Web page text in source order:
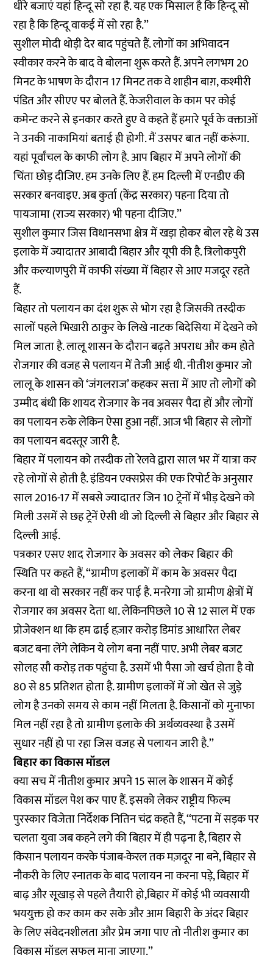
धीरे बजाएं यहां हिन्दू सो रहा है. यह एक मिसाल है कि हिन्दू सो
रहा है कि हिन्दू वाकई में सो रहा है.’’
सुशील मोदी थोड़ी देर बाद पहुंचते हैं. लोगों का अभिवादन
स्वीकार करने के बाद वे बोलना शुरू करते हैं. अपने लगभग 20
मिनट के भाषण के दौरान 17 मिनट तक वे शाहीन बाग़, कश्मीरी
पंडित और सीएए पर बोलते हैं. केजरीवाल के काम पर कोई
कमेन्ट करने से इनकार करते हुए वे कहते हैं हमारे पूर्व के वक्ताओं
ने उनकी नाकामियां बताई ही होगी. मैं उसपर बात नहीं करूंगा.
यहां पूर्वांचल के काफी लोग है. आप बिहार में अपने लोगों की
चिंता छोड़ दीजिए. हम उनके लिए हैं. हम दिल्ली में एनडीए की
सरकार बनवाइए. अब कुर्ता (केंद्र सरकार) पहना दिया तो
पायजामा (राज्य सरकार) भी पहना दीजिए.’’
सुशील कुमार जिस विधानसभा क्षेत्र में खड़ा होकर बोल रहे थे उस
इलाके में ज्यादातर आबादी बिहार और यूपी की है. त्रिलोकपुरी
और कल्याणपुरी में काफी संख्या में बिहार से आए मजदूर रहते
हैं.
बिहार तो पलायन का दंश शुरू से भोग रहा है जिसकी तस्दीक
सालों पहले भिखारी ठाकुर के लिखे नाटक बिदेसिया में देखने को
मिल जाता है. लालू शासन के दौरान बढ़ते अपराध और कम होते
रोजगार की वजह से पलायन में तेजी आई थी. नीतीश कुमार जो
लालू के शासन को ‘जंगलराज’ कहकर सत्ता में आए तो लोगों को
उम्मीद बंधी कि शायद रोजगार के नव अवसर पैदा हों और लोगों
का पलायन रुके लेकिन ऐसा हुआ नहीं. आज भी बिहार से लोगों
का पलायन बदस्तूर जारी है.
बिहार में पलायन को तस्दीक तो रेलवे द्वारा साल भर में यात्रा कर
रहे लोगों से होती है. इंडियन एक्सप्रेस की एक रिपोर्ट के अनुसार
साल 2016-17 में सबसे ज्यादातर जिन 10 ट्रेनों में भीड़ देखने को
मिली उसमें से छह ट्रेनें ऐसी थी जो दिल्ली से बिहार और बिहार से
दिल्ली आई.
पत्रकार एसए शाद रोजगार के अवसर को लेकर बिहार की
स्थिति पर कहते हैं, ‘‘ग्रामीण इलाकों में काम के अवसर पैदा
करना था वो सरकार नहीं कर पाई है. मनरेगा जो ग्रामीण क्षेत्रों में
रोजगार का अवसर देता था. लेकिनपिछले 10 से 12 साल में एक
प्रोजेक्शन था कि हम ढाई हज़ार करोड़ डिमांड आधारित लेबर
बजट बना लेंगे लेकिन ये लोग बना नहीं पाए. अभी लेबर बजट
सोलह सौ करोड़ तक पहुंचा है. उसमें भी पैसा जो खर्च होता है वो
80 से 85 प्रतिशत होता है. ग्रामीण इलाकों में जो खेत से जुड़े
लोग है उनको समय से काम नहीं मिलता है. किसानों को मुनाफा
मिल नहीं रहा है तो ग्रामीण इलाके की अर्थव्यवस्था है उसमें
सुधार नहीं हो पा रहा जिस वजह से पलायन जारी है.’’
बिहार का विकास मॉडल
क्या सच में नीतीश कुमार अपने 15 साल के शासन में कोई
विकास मॉडल पेश कर पाए हैं. इसको लेकर राष्ट्रीय फिल्म
पुरस्कार विजेता निर्देशक नितिन चंद्र कहते हैं, ‘‘पटना में सड़क पर
चलता युवा जब कहने लगे की बिहार में ही पढ़ना है, बिहार से
किसान पलायन करके पंजाब-केरल तक मज़दूर ना बने, बिहार से
नौकरी के लिए स्नातक के बाद पलायन ना करना पड़े, बिहार में
बाढ़ और सूखाड़ से पहले तैयारी हो,बिहार में कोई भी व्यवसायी
भययुक्त हो कर काम कर सके और आम बिहारी के अंदर बिहार
के लिए संवेदनशीलता और प्रेम जगा पाए तो नीतीश कुमार का